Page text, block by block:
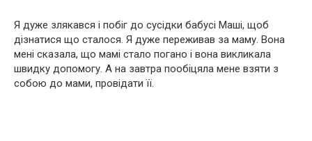
Я дуже злякався і побіг до сусідки бабусі Маші, щоб
дізнатися що сталося. Я дуже переживав за маму. Вона
мені сказала, що мамі стало погано і вона викликала
швидку допомогу. А на завтра пообіцяла мене взяти з
собою до мами, провідати її.